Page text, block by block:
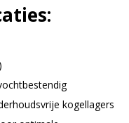
kogellagers